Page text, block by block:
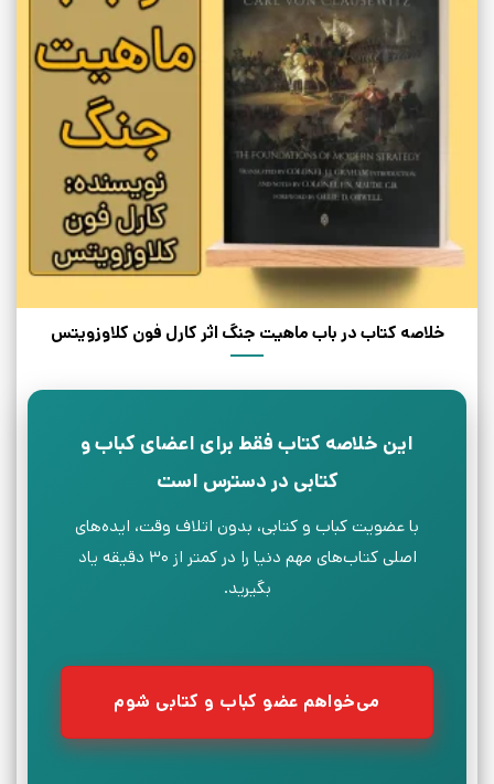
خلاصه کتاب در باب ماهیت جنگ اثر کارل فون کلاوزویتس
این خلاصه کتاب فقط برای اعضای کباب و
کتابی در دسترس است
با عضویت کباب و کتابی، بدون اتلاف وقت، ایده‌های
اصلی کتاب‌های مهم دنیا را در کمتر از ۳۰ دقیقه یاد
بگیرید.
می‌خواهم عضو کباب و کتابی شوم